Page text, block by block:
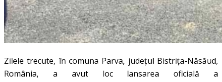
Zilele trecute, în comuna Parva, județul Bistrița-Năsăud,
România, a avut loc lansarea oficială a